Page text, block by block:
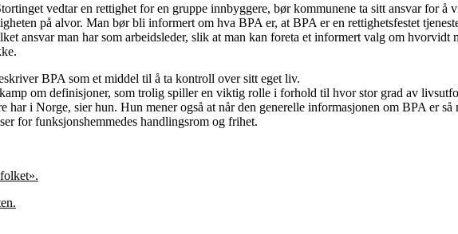
vedtar en rettighet for en gruppe innbyggere, bør kommunene ta sitt ansvar for å
på alvor. Man bør bli informert om hva BPA er, at BPA er en rettighetsfestet
ansvar man har som arbeidsleder, slik at man kan foreta et informert valg om hvorvidt
BPA som et middel til å ta kontroll over sitt eget liv.
om definisjoner, som trolig spiller en viktig rolle i forhold til hvor stor grad av
har i Norge, sier hun. Hun mener også at når den generelle informasjonen om BPA er så
for funksjonshemmedes handlingsrom og frihet.